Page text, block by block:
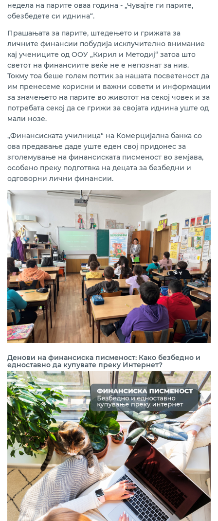
недела на парите оваа година - „Чувајте ги парите,
обезбедете си иднина“.
Прашањата за парите, штедењето и грижата за
личните финансии побудија исклучително внимание
кај учениците од ООУ „Кирил и Методиј“ затоа што
светот на финансиите веќе не е непознат за нив.
Токму тоа беше голем поттик за нашата посветеност да
им пренесеме корисни и важни совети и информации
за значењето на парите во животот на секој човек и за
потребата секој да се грижи за својата иднина уште од
мали нозе.
„Финансиската училница“ на Комерцијална банка со
ова предавање даде уште еден свој придонес за
зголемување на финансиската писменост во земјава,
особено преку подготвка на децата за безбедни и
одговорни лични финансии.
Денови на финансиска писменост: Како безбедно и
едноставно да купувате преку Интернет?